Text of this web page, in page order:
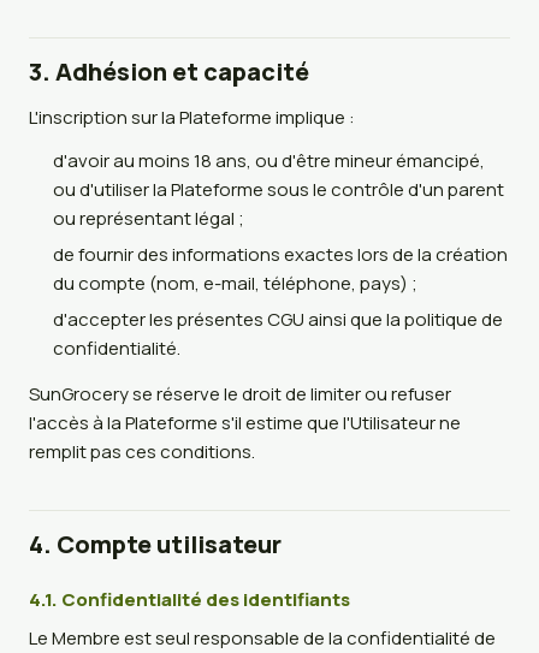
3. Adhésion et capacité
L'inscription sur la Plateforme implique :
d'avoir au moins 18 ans, ou d'être mineur émancipé,
ou d'utiliser la Plateforme sous le contrôle d'un parent
ou représentant légal ;
de fournir des informations exactes lors de la création
du compte (nom, e-mail, téléphone, pays) ;
d'accepter les présentes CGU ainsi que la politique de
confidentialité.
SunGrocery se réserve le droit de limiter ou refuser
l'accès à la Plateforme s'il estime que l'Utilisateur ne
remplit pas ces conditions.
4. Compte utilisateur
4.1. Confidentialité des identifiants
Le Membre est seul responsable de la confidentialité de